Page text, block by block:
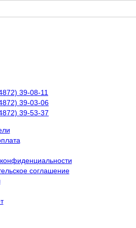
39-08-11
39-03-06
39-53-37
соглашение